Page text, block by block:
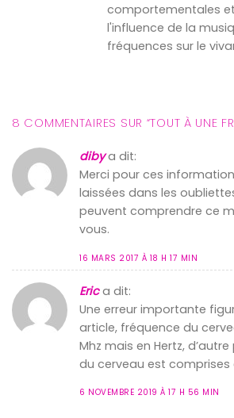
comportementales
l'influence de la
fréquences sur le
8 COMMENTAIRES SUR “TOUT À UNE
diby a dit:
Merci pour ces
laissées dans les
peuvent comprendre ce
vous.
16 MARS 2017 À 18 H 17 MIN
Eric a dit:
Une erreur importante
article, fréquence du
Mhz mais en Hertz,
du cerveau est comprises
6 NOVEMBRE 2019 À 17 H 56 MIN